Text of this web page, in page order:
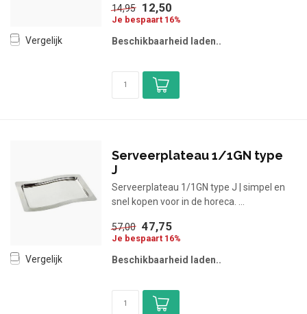
Vergelijk
14,95 12,50
Je bespaart 16%
Beschikbaarheid laden..
Vergelijk
Serveerplateau 1/1GN type
J
Serveerplateau 1/1GN type J | simpel en
snel kopen voor in de horeca. ...
57,00 47,75
Je bespaart 16%
Beschikbaarheid laden..